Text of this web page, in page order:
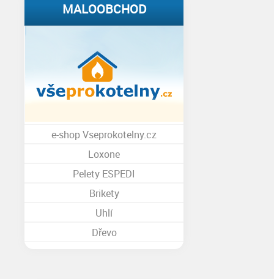
MALOOBCHOD
e-shop Vseprokotelny.cz
Loxone
Pelety ESPEDI
Brikety
Uhlí
Dřevo